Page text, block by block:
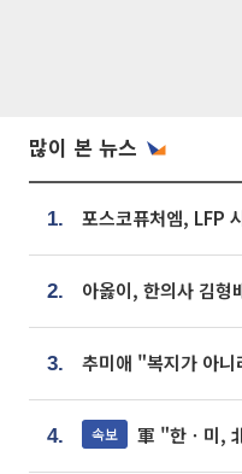
많이 본 뉴스
1.
2.
3.
4. 속보 軍 "한ㆍ미, 北